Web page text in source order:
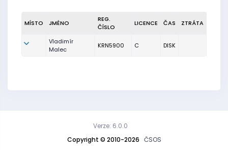
MÍSTO JMÉNO
REG.
ČÍSLO
LICENCE ČAS ZTRÁTA
Vladimír
Malec
KRN5900 C DISK
Copyright © 2010-2026 ČSOS
Verze: 6.0.0